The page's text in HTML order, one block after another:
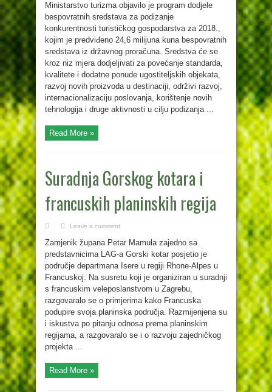
Ministarstvo turizma objavilo je program dodjele
bespovratnih sredstava za podizanje
konkurentnosti turističkog gospodarstva za 2018.,
kojim je predviđeno 24,6 milijuna kuna bespovratnih
sredstava iz državnog proračuna. Sredstva će se
kroz niz mjera dodjeljivati za povećanje standarda,
kvalitete i dodatne ponude ugostiteljskih objekata,
razvoj novih proizvoda u destinaciji, održivi razvoj,
internacionalizaciju poslovanja, korištenje novih
tehnologija i druge aktivnosti u cilju podizanja ...
Read More »
Suradnja Gorskog kotara i
francuskih planinskih regija
Leave a comment
Zamjenik župana Petar Mamula zajedno sa
predstavnicima LAG-a Gorski kotar posjetio je
područje departmana Isere u regiji Rhone-Alpes u
Francuskoj. Na susretu koji je organiziran u suradnji
s francuskim veleposlanstvom u Zagrebu,
razgovaralo se o primjerima kako Francuska
podupire svoja planinska područja. Razmijenjena su
i iskustva po pitanju odnosa prema planinskim
regijama, a razgovaralo se i o razvoju zajedničkog
projekta ...
Read More »